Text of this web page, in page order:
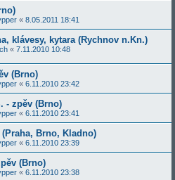
« 8.05.2011 18:41
klávesy, kytara (Rychnov n.Kn.)
« 7.11.2010 10:48
(Brno)
« 6.11.2010 23:42
- zpěv (Brno)
« 6.11.2010 23:41
Brno, Kladno)
« 6.11.2010 23:39
(Brno)
« 6.11.2010 23:38